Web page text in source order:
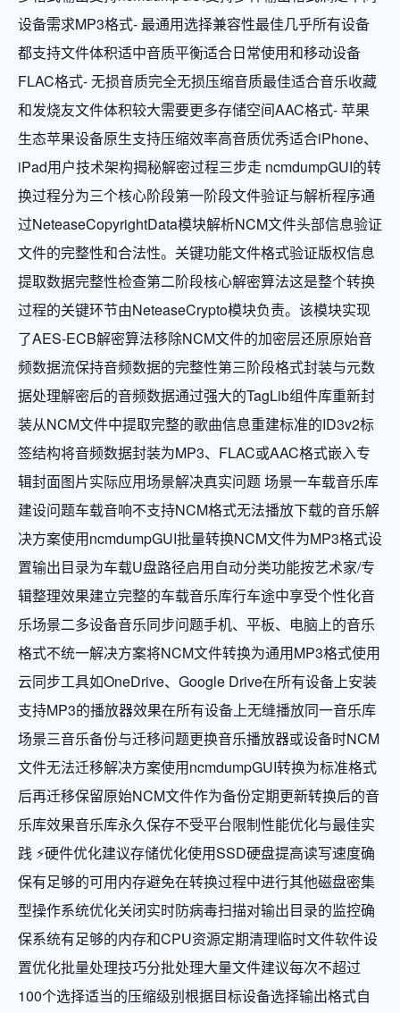
设备需求MP3格式- 最通用选择兼容性最佳几乎所有设备
都支持文件体积适中音质平衡适合日常使用和移动设备
FLAC格式- 无损音质完全无损压缩音质最佳适合音乐收藏
和发烧友文件体积较大需要更多存储空间AAC格式- 苹果
生态苹果设备原生支持压缩效率高音质优秀适合iPhone、
iPad用户技术架构揭秘解密过程三步走 ️ncmdumpGUI的转
换过程分为三个核心阶段第一阶段文件验证与解析程序通
过NeteaseCopyrightData模块解析NCM文件头部信息验证
文件的完整性和合法性。关键功能文件格式验证版权信息
提取数据完整性检查第二阶段核心解密算法这是整个转换
过程的关键环节由NeteaseCrypto模块负责。该模块实现
了AES-ECB解密算法移除NCM文件的加密层还原原始音
频数据流保持音频数据的完整性第三阶段格式封装与元数
据处理解密后的音频数据通过强大的TagLib组件库重新封
装从NCM文件中提取完整的歌曲信息重建标准的ID3v2标
签结构将音频数据封装为MP3、FLAC或AAC格式嵌入专
辑封面图片实际应用场景解决真实问题 场景一车载音乐库
建设问题车载音响不支持NCM格式无法播放下载的音乐解
决方案使用ncmdumpGUI批量转换NCM文件为MP3格式设
置输出目录为车载U盘路径启用自动分类功能按艺术家/专
辑整理效果建立完整的车载音乐库行车途中享受个性化音
乐场景二多设备音乐同步问题手机、平板、电脑上的音乐
格式不统一解决方案将NCM文件转换为通用MP3格式使用
云同步工具如OneDrive、Google Drive在所有设备上安装
支持MP3的播放器效果在所有设备上无缝播放同一音乐库
场景三音乐备份与迁移问题更换音乐播放器或设备时NCM
文件无法迁移解决方案使用ncmdumpGUI转换为标准格式
后再迁移保留原始NCM文件作为备份定期更新转换后的音
乐库效果音乐库永久保存不受平台限制性能优化与最佳实
践 ⚡硬件优化建议存储优化使用SSD硬盘提高读写速度确
保有足够的可用内存避免在转换过程中进行其他磁盘密集
型操作系统优化关闭实时防病毒扫描对输出目录的监控确
保系统有足够的内存和CPU资源定期清理临时文件软件设
置优化批量处理技巧分批处理大量文件建议每次不超过
100个选择适当的压缩级别根据目标设备选择输出格式自